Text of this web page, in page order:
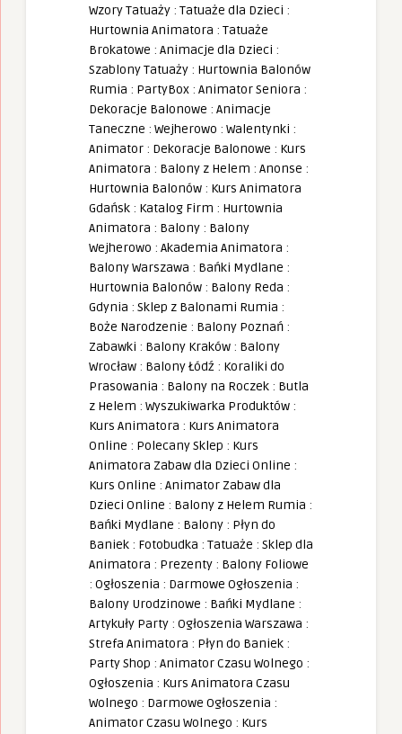
Wzory Tatuaży : Tatuaże dla Dzieci :
Hurtownia Animatora : Tatuaże
Brokatowe : Animacje dla Dzieci :
Szablony Tatuaży : Hurtownia Balonów
Rumia : PartyBox : Animator Seniora :
Dekoracje Balonowe : Animacje
Taneczne : Wejherowo : Walentynki :
Animator : Dekoracje Balonowe : Kurs
Animatora : Balony z Helem : Anonse :
Hurtownia Balonów : Kurs Animatora
Gdańsk : Katalog Firm : Hurtownia
Animatora : Balony : Balony
Wejherowo : Akademia Animatora :
Balony Warszawa : Bańki Mydlane :
Hurtownia Balonów : Balony Reda :
Gdynia : Sklep z Balonami Rumia :
Boże Narodzenie : Balony Poznań :
Zabawki : Balony Kraków : Balony
Wrocław : Balony Łódź : Koraliki do
Prasowania : Balony na Roczek : Butla
z Helem : Wyszukiwarka Produktów :
Kurs Animatora : Kurs Animatora
Online : Polecany Sklep : Kurs
Animatora Zabaw dla Dzieci Online :
Kurs Online : Animator Zabaw dla
Dzieci Online : Balony z Helem Rumia :
Bańki Mydlane : Balony : Płyn do
Baniek : Fotobudka : Tatuaże : Sklep dla
Animatora : Prezenty : Balony Foliowe
: Ogłoszenia : Darmowe Ogłoszenia :
Balony Urodzinowe : Bańki Mydlane :
Artykuły Party : Ogłoszenia Warszawa :
Strefa Animatora : Płyn do Baniek :
Party Shop : Animator Czasu Wolnego :
Ogłoszenia : Kurs Animatora Czasu
Wolnego : Darmowe Ogłoszenia :
Animator Czasu Wolnego : Kurs